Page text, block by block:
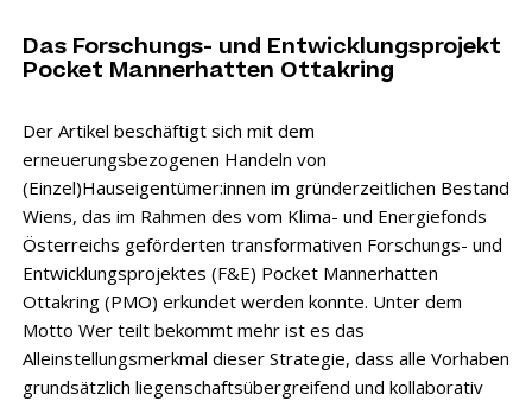
Das Forschungs- und Entwicklungsprojekt
Pocket Mannerhatten Ottakring
Der Artikel beschäftigt sich mit dem
erneuerungsbezogenen Handeln von
(Einzel)Hauseigentümer:innen im gründerzeitlichen Bestand
Wiens, das im Rahmen des vom Klima- und Energiefonds
Österreichs geförderten transformativen Forschungs- und
Entwicklungsprojektes (F&E) Pocket Mannerhatten
Ottakring (PMO) erkundet werden konnte. Unter dem
Motto Wer teilt bekommt mehr ist es das
Alleinstellungsmerkmal dieser Strategie, dass alle Vorhaben
grundsätzlich liegenschaftsübergreifend und kollaborativ